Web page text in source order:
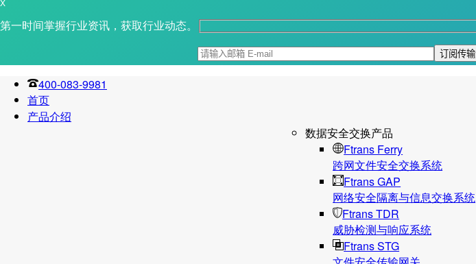
X
第一时间掌握行业资讯，获取行业动态。
400-083-9981
首页
产品介绍
数据安全交换产品
Ftrans Ferry
跨网文件安全交换系统
Ftrans GAP
网络安全隔离与信息交换系统
Ftrans TDR
威胁检测与响应系统
Ftrans STG